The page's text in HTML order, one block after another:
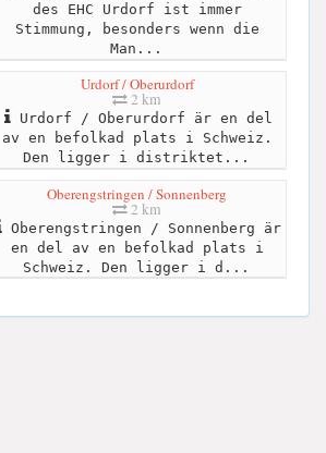
des EHC Urdorf ist immer
Stimmung, besonders wenn die
Man...
Urdorf / Oberurdorf
2 km
Urdorf / Oberurdorf är en del
av en befolkad plats i Schweiz.
Den ligger i distriktet...
Oberengstringen / Sonnenberg
2 km
Oberengstringen / Sonnenberg är
en del av en befolkad plats i
Schweiz. Den ligger i d...